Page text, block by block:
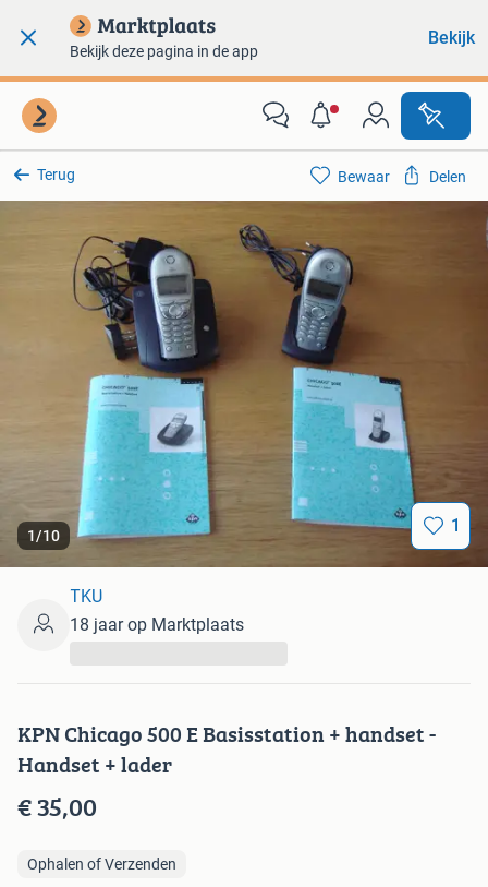
Bekijk deze pagina in de app
Bekijk
Terug
1/10 1
Bewaar Delen
KPN Chicago 500 E Basisstation + handset -
Handset + lader
€ 35,00
Ophalen of Verzenden
TKU
18 jaar op Marktplaats